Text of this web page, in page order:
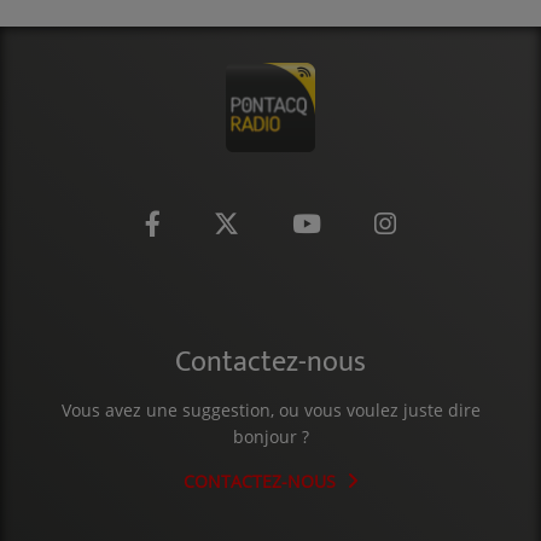
Contactez-nous
Vous avez une suggestion, ou vous voulez juste dire
bonjour ?
CONTACTEZ-NOUS